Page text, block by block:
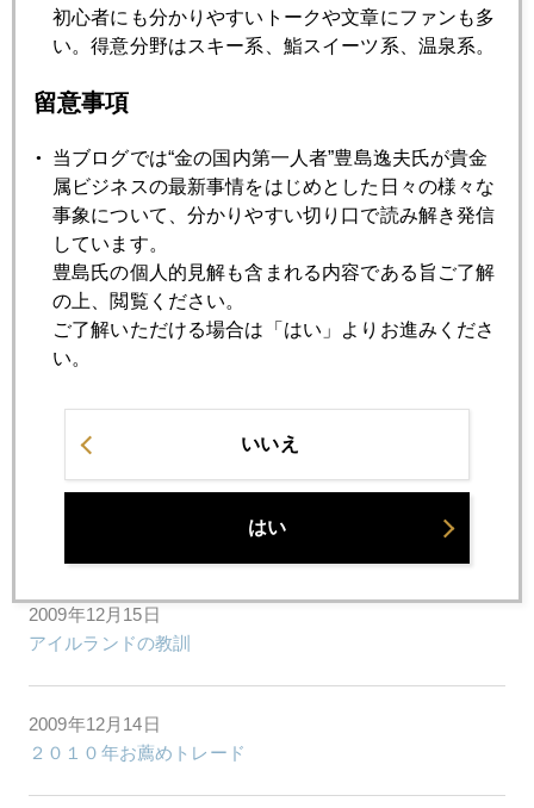
世界地図から消えゆく日本
2009年12月21日
２０１０年マクロ経済動向
2009年12月18日
ユーロ安 ドル高 金安
2009年12月15日
アイルランドの教訓
2009年12月14日
２０１０年お薦めトレード
初心者にも分かりやすいトークや文章にファンも多
い。得意分野はスキー系、鮨スイーツ系、温泉系。
留意事項
当ブログでは“金の国内第一人者”豊島逸夫氏が貴金
属ビジネスの最新事情をはじめとした日々の様々な
事象について、分かりやすい切り口で読み解き発信
しています。
豊島氏の個人的見解も含まれる内容である旨ご了解
の上、閲覧ください。
ご了解いただける場合は「はい」よりお進みくださ
い。
いいえ
はい